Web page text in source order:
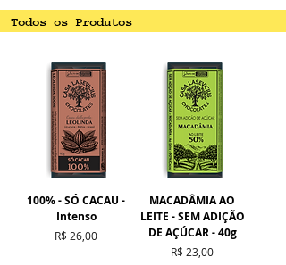
Todos os Produtos
100% - SÓ CACAU -
Intenso
Preço
R$ 26,00
MACADÂMIA AO
LEITE - SEM ADIÇÃO
DE AÇÚCAR - 40g
Preço
R$ 23,00